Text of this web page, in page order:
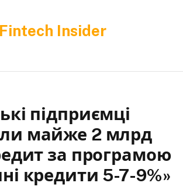
Fintech Insider
підприємці
майже 2 млрд
за програмою
кредити 5-7-9%»